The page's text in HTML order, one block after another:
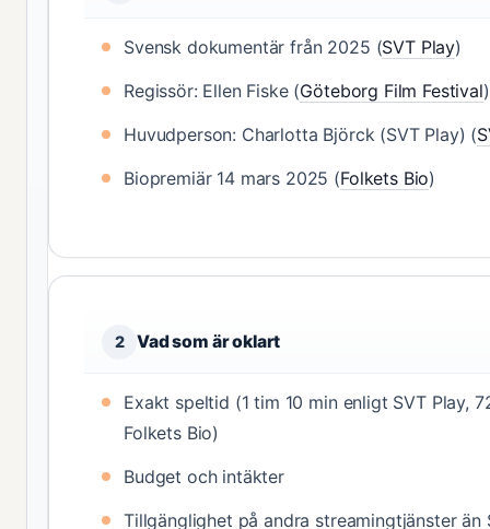
Svensk dokumentär från 2025 (SVT Play)
Regissör: Ellen Fiske (Göteborg Film Festival)
Huvudperson: Charlotta Björck (SVT Play) (
Biopremiär 14 mars 2025 (Folkets Bio)
2 Vad som är oklart
Exakt speltid (1 tim 10 min enligt SVT Play,
Folkets Bio)
Budget och intäkter
Tillgänglighet på andra streamingtjänster än